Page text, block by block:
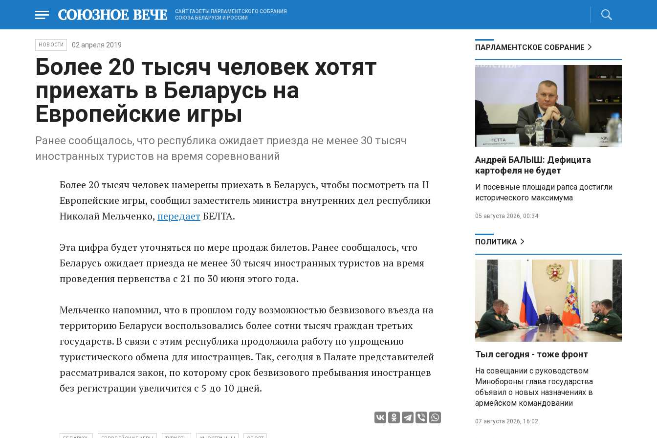
САЙТ ГАЗЕТЫ ПАРЛАМЕНТСКОГО СОБРАНИЯ
СОЮЗА БЕЛАРУСИ И РОССИИ
НОВОСТИ 02 апреля 2019
Более 20 тысяч человек хотят
приехать в Беларусь на
Европейские игры
Ранее сообщалось, что республика ожидает приезда не менее 30 тысяч
иностранных туристов на время соревнований
Более 20 тысяч человек намерены приехать в Беларусь, чтобы посмотреть на II
Европейские игры, сообщил заместитель министра внутренних дел республики
Николай Мельченко, передает БЕЛТА.
Эта цифра будет уточняться по мере продаж билетов. Ранее сообщалось, что
Беларусь ожидает приезда не менее 30 тысяч иностранных туристов на время
проведения первенства с 21 по 30 июня этого года.
Мельченко напомнил, что в прошлом году возможностью безвизового въезда на
территорию Беларуси воспользовались более сотни тысяч граждан третьих
государств. В связи с этим республика продолжила работу по упрощению
туристического обмена для иностранцев. Так, сегодня в Палате представителей
рассматривался закон, по которому срок безвизового пребывания иностранцев
без регистрации увеличится с 5 до 10 дней.
ПАРЛАМЕНТСКОЕ СОБРАНИЕ
Андрей БАЛЫШ: Дефицита
картофеля не будет
И посевные площади рапса достигли
исторического максимума
05 августа 2026, 00:34
ПОЛИТИКА
Тыл сегодня - тоже фронт
На совещании с руководством
Минобороны глава государства
объявил о новых назначениях в
армейском командовании
07 августа 2026, 16:02